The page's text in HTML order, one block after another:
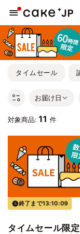
タイムセール
お届け日
対象商品: 11 件
終了まで13:10:08
タイムセール限